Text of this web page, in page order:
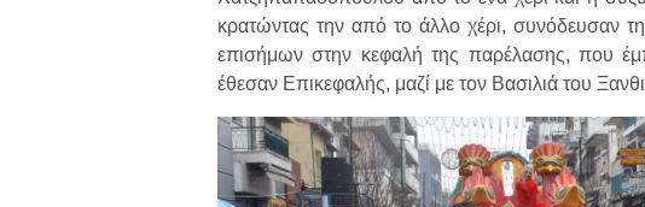
κρατώντας την από το άλλο χέρι, συνόδευσαν
επισήμων στην κεφαλή της παρέλασης, που
έθεσαν Επικεφαλής, μαζί με τον Βασιλιά του